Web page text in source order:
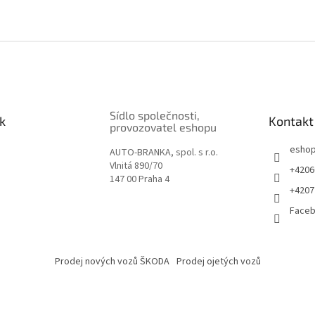
Sídlo společnosti,
provozovatel eshopu
AUTO-BRANKA, spol. s r.o.
Vlnitá 890/70
147 00 Praha 4
Kontakt
Prodej nových vozů ŠKODA Prodej ojetých vozů